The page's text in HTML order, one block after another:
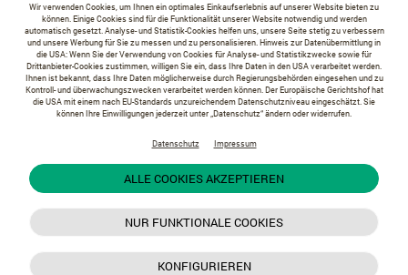
Wir verwenden Cookies, um Ihnen ein optimales Einkaufserlebnis auf unserer Website bieten zu
können. Einige Cookies sind für die Funktionalität unserer Website notwendig und werden
automatisch gesetzt. Analyse- und Statistik-Cookies helfen uns, unsere Seite stetig zu verbessern
und unsere Werbung für Sie zu messen und zu personalisieren. Hinweis zur Datenübermittlung in
die USA: Wenn Sie der Verwendung von Cookies für Analyse- und Statistikzwecke sowie für
Drittanbieter-Cookies zustimmen, willigen Sie ein, dass Ihre Daten in den USA verarbeitet werden.
Ihnen ist bekannt, dass Ihre Daten möglicherweise durch Regierungsbehörden eingesehen und zu
Kontroll- und überwachungszwecken verarbeitet werden können. Der Europäische Gerichtshof hat
die USA mit einem nach EU-Standards unzureichendem Datenschutzniveau eingeschätzt. Sie
können Ihre Einwilligungen jederzeit unter „Datenschutz“ ändern oder widerrufen.
Datenschutz Impressum
ALLE COOKIES AKZEPTIEREN
NUR FUNKTIONALE COOKIES
KONFIGURIEREN